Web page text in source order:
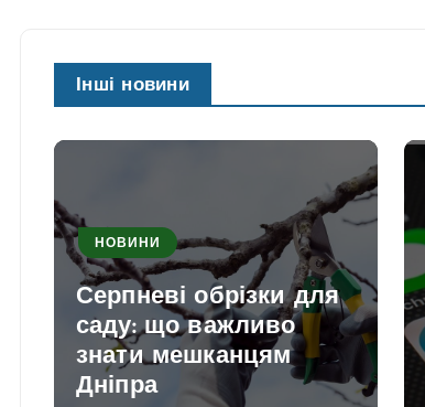
Інші новини
НОВИНИ
Серпневі обрізки для
саду: що важливо
знати мешканцям
Дніпра